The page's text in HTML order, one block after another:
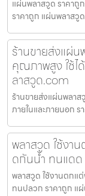
แผ่นพลาสวูด ราคา
ราคาถูก แผ่นพลาสวู
ร้านขายส่งแผ่
คุณภาพสูง ใช้ไ
ลาสวูด.com
ร้านขายส่งแผ่นพลา
ภายในและภายนอก
พลาสวูด ใช้งา
ดกันน้ำ ทนแด
พลาสวูด ใช้งานตกแ
ทนปลวก ราคาถูก แ